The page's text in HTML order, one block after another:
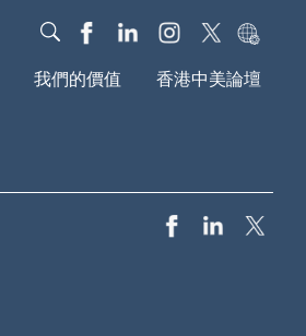
我們的價值 香港中美論壇